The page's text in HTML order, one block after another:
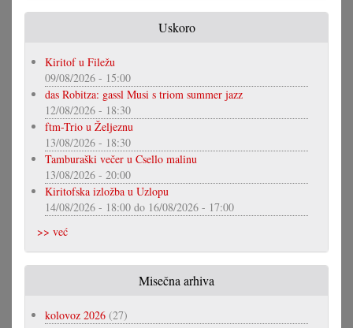
Uskoro
Kiritof u Filežu
09/08/2026 - 15:00
das Robitza: gassl Musi s triom summer jazz
12/08/2026 - 18:30
ftm-Trio u Željeznu
13/08/2026 - 18:30
Tamburaški večer u Csello malinu
13/08/2026 - 20:00
Kiritofska izložba u Uzlopu
14/08/2026 - 18:00 do 16/08/2026 - 17:00
>> već
Misečna arhiva
kolovoz 2026 (27)